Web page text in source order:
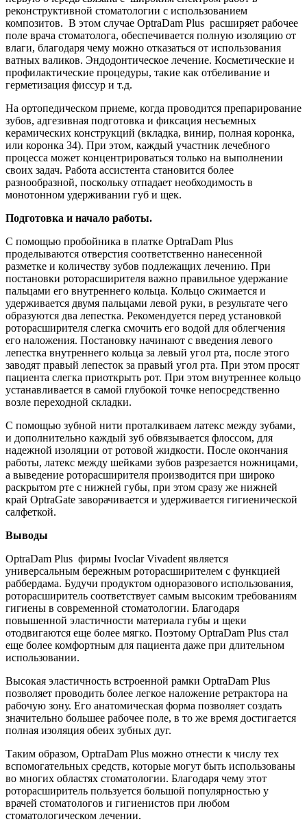
реконструктивной стоматологии с использованием
композитов. В этом случае OptraDam Plus расширяет рабочее
поле врача стоматолога, обеспечивается полную изоляцию от
влаги, благодаря чему можно отказаться от использования
ватных валиков. Эндодонтическое лечение. Косметические и
профилактические процедуры, такие как отбеливание и
герметизация фиссур и т.д.
На ортопедическом приеме, когда проводится препарирование
зубов, адгезивная подготовка и фиксация несъемных
керамических конструкций (вкладка, винир, полная коронка,
или коронка 34). При этом, каждый участник лечебного
процесса может концентрироваться только на выполнении
своих задач. Работа ассистента становится более
разнообразной, поскольку отпадает необходимость в
монотонном удерживании губ и щек.
Подготовка и начало работы.
С помощью пробойника в платке OptraDam Plus
проделываются отверстия соответственно нанесенной
разметке и количеству зубов подлежащих лечению. При
постановки роторасширителя важно правильное удержание
пальцами его внутреннего кольца. Кольцо сжимается и
удерживается двумя пальцами левой руки, в результате чего
образуются два лепестка. Рекомендуется перед установкой
роторасширителя слегка смочить его водой для облегчения
его наложения. Постановку начинают с введения левого
лепестка внутреннего кольца за левый угол рта, после этого
заводят правый лепесток за правый угол рта. При этом просят
пациента слегка приоткрыть рот. При этом внутреннее кольцо
устанавливается в самой глубокой точке непосредственно
возле переходной складки.
С помощью зубной нити проталкиваем латекс между зубами,
и дополнительно каждый зуб обвязывается флоссом, для
надежной изоляции от ротовой жидкости. После окончания
работы, латекс между шейками зубов разрезается ножницами,
а выведение роторасширителя производится при широко
раскрытом рте с нижней губы, при этом сразу же нижней
край OptraGate заворачивается и удерживается гигиенической
салфеткой.
Выводы
OptraDam Plus фирмы Ivoclar Vivadent является
универсальным бережным роторасширителем с функцией
раббердама. Будучи продуктом одноразового использования,
роторасширитель соответствует самым высоким требованиям
гигиены в современной стоматологии. Благодаря
повышенной эластичности материала губы и щеки
отодвигаются еще более мягко. Поэтому OptraDam Plus стал
еще более комфортным для пациента даже при длительном
использовании.
Высокая эластичность встроенной рамки OptraDam Plus
позволяет проводить более легкое наложение ретрактора на
рабочую зону. Его анатомическая форма позволяет создать
значительно большее рабочее поле, в то же время достигается
полная изоляция обеих зубных дуг.
Таким образом, OptraDam Plus можно отнести к числу тех
вспомогательных средств, которые могут быть использованы
во многих областях стоматологии. Благодаря чему этот
роторасширитель пользуется большой популярностью у
врачей стоматологов и гигиенистов при любом
стоматологическом лечении.